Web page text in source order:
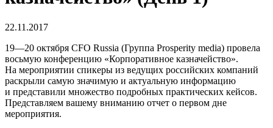
22.11.2017
19—20 октября CFO Russia (Группа Prosperity media) провела
восьмую конференцию «Корпоративное казначейство».
На мероприятии спикеры из ведущих российских компаний
раскрыли самую значимую и актуальную информацию
и представили множество подробных практических кейсов.
Представляем вашему вниманию отчет о первом дне
мероприятия.